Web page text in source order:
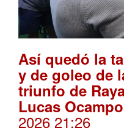
Así quedó la
y de goleo de
triunfo de
Lucas
2026 21:26